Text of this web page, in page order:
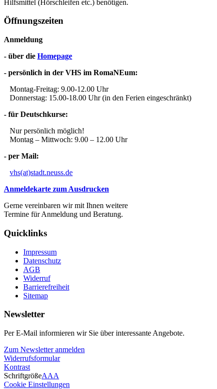
Hilfsmittel (Hörschleifen etc.) benötigen.
Öffnungszeiten
Anmeldung
- über die Homepage
- persönlich in der VHS im RomaNEum:
Montag-Freitag: 9.00-12.00 Uhr
Donnerstag: 15.00-18.00 Uhr (in den Ferien eingeschränkt)
- für Deutschkurse:
Nur persönlich möglich!
Montag – Mittwoch: 9.00 – 12.00 Uhr
- per Mail:
vhs(at)stadt.neuss.de
Anmeldekarte zum Ausdrucken
Gerne vereinbaren wir mit Ihnen weitere
Termine für Anmeldung und Beratung.
Quicklinks
Impressum
Datenschutz
AGB
Widerruf
Barrierefreiheit
Sitemap
Newsletter
Per E-Mail informieren wir Sie über interessante Angebote.
Zum Newsletter anmelden
Widerrufsformular
Kontrast
SchriftgrößeAAA
Cookie Einstellungen